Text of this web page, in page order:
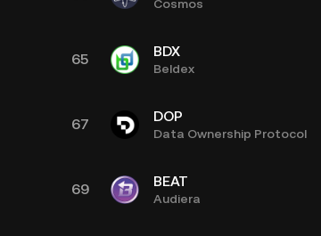
Cosmos
65 BDX
Beldex
67 DOP
Data Ownership Protocol
69 BEAT
Audiera